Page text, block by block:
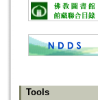
Tools